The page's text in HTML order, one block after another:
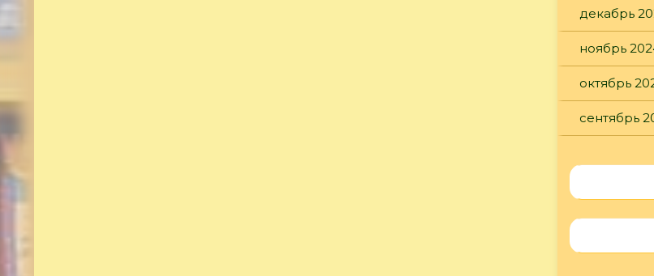
декабрь
ноябрь
октябрь
сентябрь